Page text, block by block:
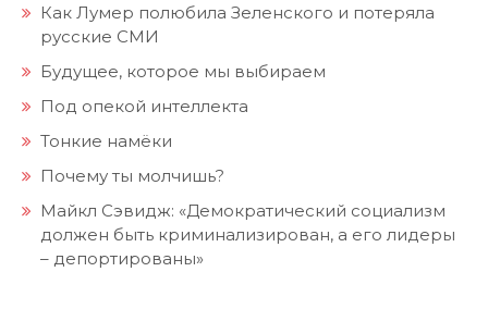
Как Лумер полюбила Зеленского и потеряла
русские СМИ
Будущее, которое мы выбираем
Под опекой интеллекта
Тонкие намёки
Почему ты молчишь?
Майкл Сэвидж: «Демократический социализм
должен быть криминализирован, а его лидеры
– депортированы»